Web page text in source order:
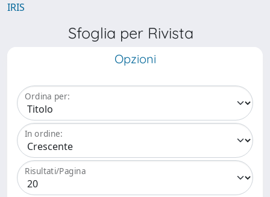
IRIS
Sfoglia per Rivista
Opzioni
Ordina per:
In ordine:
Risultati/Pagina